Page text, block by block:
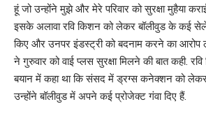
हूं जो उन्होंने मुझे और मेरे परिवार को सुरक्षा मुहैया
इसके अलावा रवि किशन को लेकर बॉलीवुड के कई
किए और उनपर इंडस्ट्री को बदनाम करने का आरोप
ने गुरुवार को वाई प्लस सुरक्षा मिलने की बात कही.
बयान में कहा था कि संसद में ड्रग्स कनेक्शन को
उन्होंने बॉलीवुड में अपने कई प्रोजेक्ट गंवा दिए हैं.